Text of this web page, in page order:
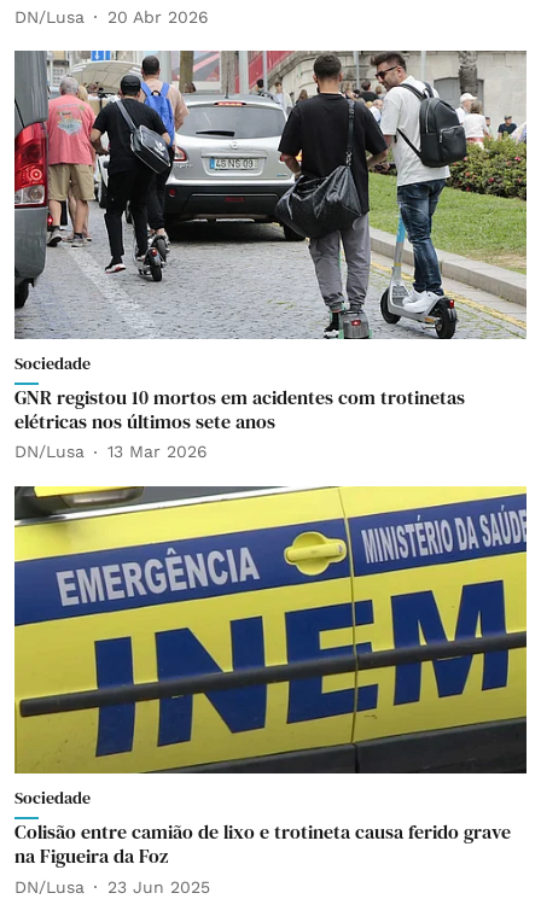
DN/Lusa 20 Abr 2026
Sociedade
GNR registou 10 mortos em acidentes com trotinetas
elétricas nos últimos sete anos
DN/Lusa 13 Mar 2026
Sociedade
Colisão entre camião de lixo e trotineta causa ferido grave
na Figueira da Foz
DN/Lusa 23 Jun 2025